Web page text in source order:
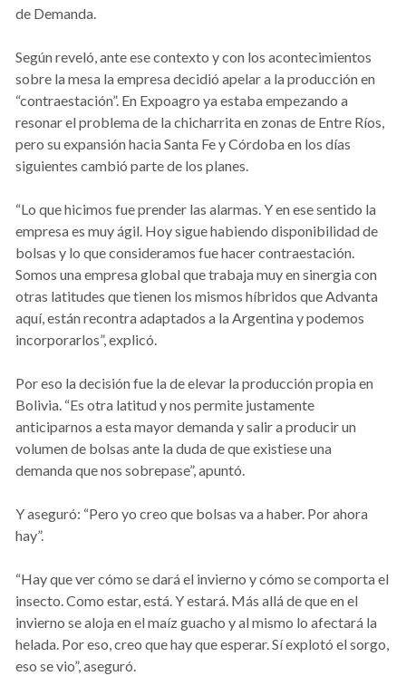
de Demanda.
Según reveló, ante ese contexto y con los acontecimientos
sobre la mesa la empresa decidió apelar a la producción en
“contraestación”. En Expoagro ya estaba empezando a
resonar el problema de la chicharrita en zonas de Entre Ríos,
pero su expansión hacia Santa Fe y Córdoba en los días
siguientes cambió parte de los planes.
“Lo que hicimos fue prender las alarmas. Y en ese sentido la
empresa es muy ágil. Hoy sigue habiendo disponibilidad de
bolsas y lo que consideramos fue hacer contraestación.
Somos una empresa global que trabaja muy en sinergia con
otras latitudes que tienen los mismos híbridos que Advanta
aquí, están recontra adaptados a la Argentina y podemos
incorporarlos”, explicó.
Por eso la decisión fue la de elevar la producción propia en
Bolivia. “Es otra latitud y nos permite justamente
anticiparnos a esta mayor demanda y salir a producir un
volumen de bolsas ante la duda de que existiese una
demanda que nos sobrepase”, apuntó.
Y aseguró: “Pero yo creo que bolsas va a haber. Por ahora
hay”.
“Hay que ver cómo se dará el invierno y cómo se comporta el
insecto. Como estar, está. Y estará. Más allá de que en el
invierno se aloja en el maíz guacho y al mismo lo afectará la
helada. Por eso, creo que hay que esperar. Sí explotó el sorgo,
eso se vio”, aseguró.